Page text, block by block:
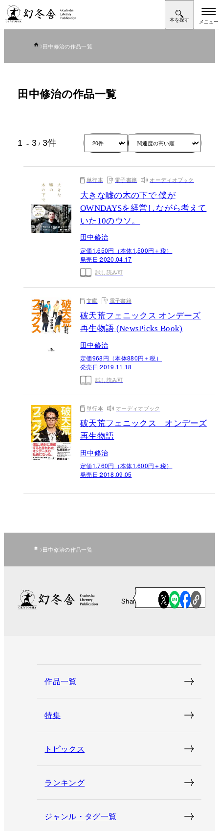
田中修治の作品一覧
田中修治の作品一覧
1 ～ 3 / 3件
単行本 電子書籍 オーディオブック
大きな嘘の木の下で 僕が
OWNDAYSを経営しながら考えて
いた10のウソ。
田中修治
定価1,650円（本体1,500円＋税）
発売日:2020.04.17
試し読み可
文庫 電子書籍
破天荒フェニックス オンデーズ
再生物語 (NewsPicks Book)
田中修治
定価968円（本体880円＋税）
発売日:2019.11.18
試し読み可
単行本 オーディオブック
破天荒フェニックス オンデーズ
再生物語
田中修治
定価1,760円（本体1,600円＋税）
発売日:2018.09.05
田中修治の作品一覧
Share
作品一覧
特集
トピックス
ランキング
ジャンル・タグ一覧